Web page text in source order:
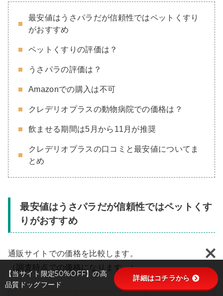
最安値はうさパラだが信頼性ではペットくすり
がおすすめ
ペットくすりの評価は？
うさパラの評価は？
Amazonでの購入は不可
クレデリオプラスの動物病院での価格は？
飲ませる期間は5月から11月が推奨
クレデリオプラスの口コミと最安値についてま
とめ
最安値はうさパラだが信頼性ではペットくす
りがおすすめ
通販サイトでの価格を比較します。
（調査時点での価格になります。）
【当サイト限定50%OFF】の高
品質ドッグフード
詳細はコチラから